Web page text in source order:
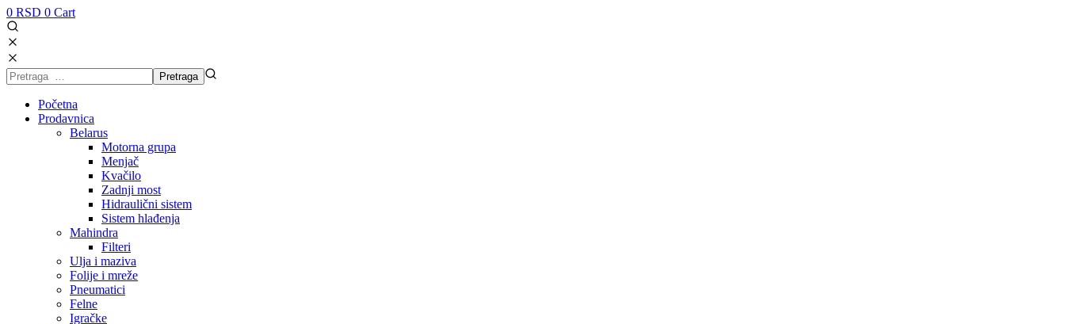
0 RSD 0 Cart
Početna
Prodavnica
Belarus
Motorna grupa
Menjač
Kvačilo
Zadnji most
Hidraulični sistem
Sistem hlađenja
Mahindra
Filteri
Ulja i maziva
Folije i mreže
Pneumatici
Felne
Igračke